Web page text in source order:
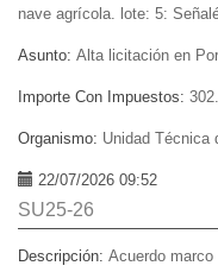
nave agrícola. lote: 5:
Asunto: Alta licitación en
Importe Con Impuestos:
Organismo: Unidad Técnica
22/07/2026 09:52
SU25-26
Descripción: Acuerdo